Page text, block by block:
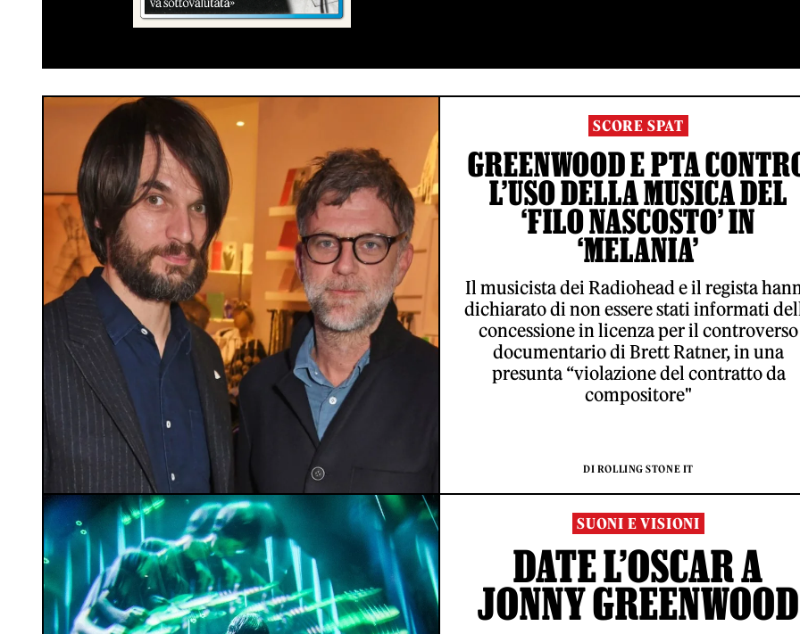
SCORE SPAT
GREENWOOD E PTA
L’USO DELLA MUSICA DEL
‘FILO NASCOSTO’ IN
‘MELANIA’
Il musicista dei Radiohead e il regista
dichiarato di non essere stati informati
concessione in licenza per il controverso
documentario di Brett Ratner, in una
presunta “violazione del contratto da
compositore"
DI ROLLING STONE IT
SUONI E VISIONI
DATE L’OSCAR A
JONNY GREENWOOD